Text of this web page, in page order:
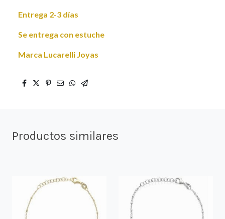
Entrega 2-3 días
Se entrega con estuche
Marca Lucarelli Joyas
Productos similares